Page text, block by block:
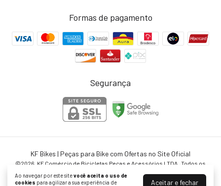
Ao navegar por este sitevocê aceita o uso de
cookies para agilizar a sua experiência de Aceitar e fechar
Formas de pagamento
Segurança
KF Bikes | Peças para Bike com Ofertas no Site Oficial
©2026. KF Comércio de Bicicletas Peças e Acessórios LTDA . Todos os